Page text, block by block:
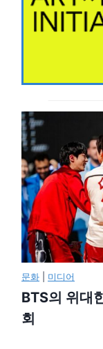
문화 미디어
BTS의 위대
회